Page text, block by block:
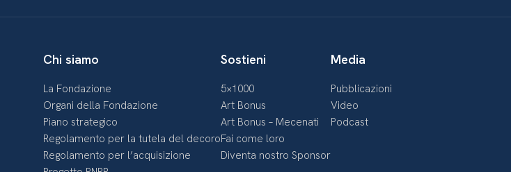
Chi siamo
La Fondazione
Organi della Fondazione
Piano strategico
Regolamento per la tutela del decoro
Regolamento per l’acquisizione
Sostieni
5×1000
Art Bonus
Art Bonus – Mecenati
Fai come loro
Diventa nostro Sponsor
Media
Pubblicazioni
Video
Podcast